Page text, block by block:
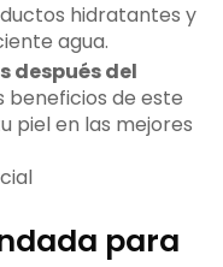
hidratantes y
agua.
después del
de este
piel en las mejores
para